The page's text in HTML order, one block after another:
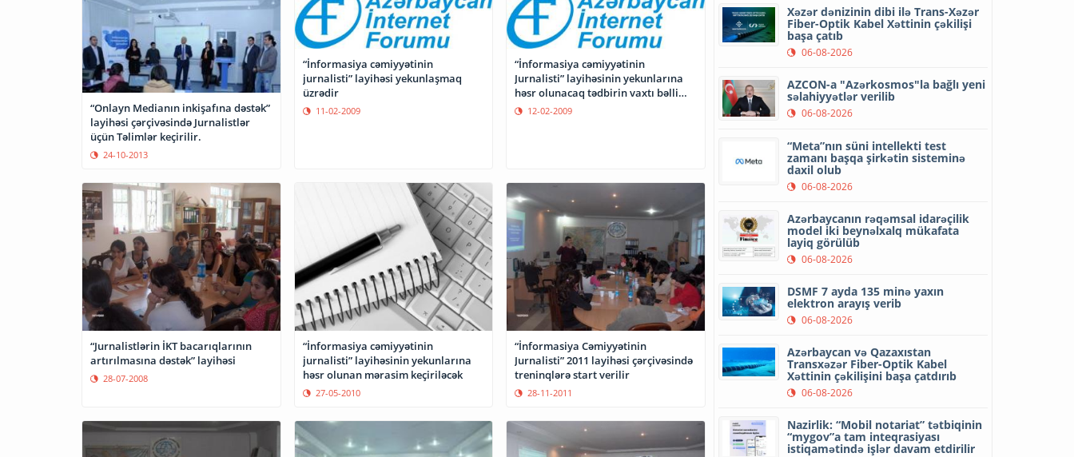
“Onlayn Medianın inkişafına dəstək”
layihəsi çərçivəsində Jurnalistlər
üçün Təlimlər keçirilir.
24-10-2013
“İnformasiya cəmiyyətinin
jurnalisti” layihəsi yekunlaşmaq
üzrədir
11-02-2009
“İnformasiya cəmiyyətinin
Jurnalisti” layihəsinin yekunlarına
həsr olunacaq tədbirin vaxtı bəlli
oldu12-02-2009
“Jurnalistlərin İKT bacarıqlarının
artırılmasına dəstək” layihəsi
28-07-2008
“İnformasiya cəmiyyətinin
jurnalisti” layihəsinin yekunlarına
həsr olunan mərasim keçiriləcək
27-05-2010
“İnformasiya Cəmiyyətinin
Jurnalisti” 2011 layihəsi çərçivəsində
treninqlərə start verilir
28-11-2011
Xəzər dənizinin dibi ilə Trans-Xəzər
Fiber-Optik Kabel Xəttinin çəkilişi
başa çatıb
06-08-2026
AZCON-a "Azərkosmos"la bağlı yeni
səlahiyyətlər verilib
06-08-2026
“Meta”nın süni intellekti test
zamanı başqa şirkətin sisteminə
daxil olub
06-08-2026
Azərbaycanın rəqəmsal idarəçilik
model iki beynəlxalq mükafata
layiq görülüb
06-08-2026
DSMF 7 ayda 135 minə yaxın
elektron arayış verib
06-08-2026
Azərbaycan və Qazaxıstan
Transxəzər Fiber-Optik Kabel
Xəttinin çəkilişini başa çatdırıb
06-08-2026
Nazirlik: “Mobil notariat” tətbiqinin
“mygov”a tam inteqrasiyası
istiqamətində işlər davam etdirilir